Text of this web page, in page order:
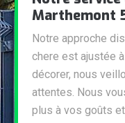
Marthemont
Notre approche
chere est ajustée
décorer, nous
attentes. Nous
plus à vos goûts